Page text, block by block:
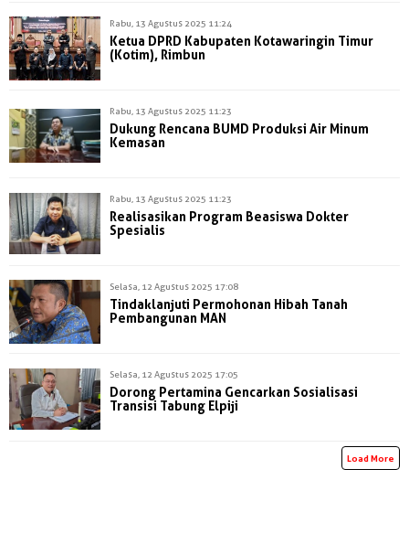
Rabu, 13 Agustus 2025 11:24
Ketua DPRD Kabupaten Kotawaringin Timur
(Kotim), Rimbun
Rabu, 13 Agustus 2025 11:23
Dukung Rencana BUMD Produksi Air Minum
Kemasan
Rabu, 13 Agustus 2025 11:23
Realisasikan Program Beasiswa Dokter
Spesialis
Selasa, 12 Agustus 2025 17:08
Tindaklanjuti Permohonan Hibah Tanah
Pembangunan MAN
Selasa, 12 Agustus 2025 17:05
Dorong Pertamina Gencarkan Sosialisasi
Transisi Tabung Elpiji
Load More